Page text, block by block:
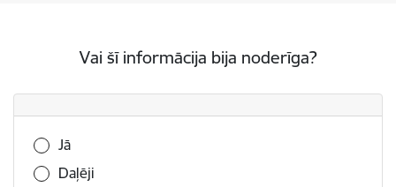
Vai šī informācija bija noderīga?
Vai šī informācija bija noderīga?
Jā
Daļēji